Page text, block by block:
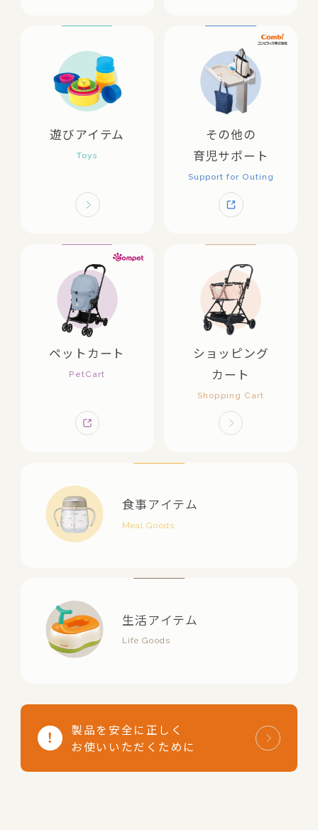
遊びアイテム
その他の
育児サポート
ペットカート
ショッピング
カート
食事アイテム
生活アイテム
製品を安全に正しく
お使いいただくために